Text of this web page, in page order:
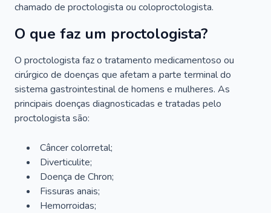
chamado de proctologista ou coloproctologista.
O que faz um proctologista?
O proctologista faz o tratamento medicamentoso ou
cirúrgico de doenças que afetam a parte terminal do
sistema gastrointestinal de homens e mulheres. As
principais doenças diagnosticadas e tratadas pelo
proctologista são:
Câncer colorretal;
Diverticulite;
Doença de Chron;
Fissuras anais;
Hemorroidas;